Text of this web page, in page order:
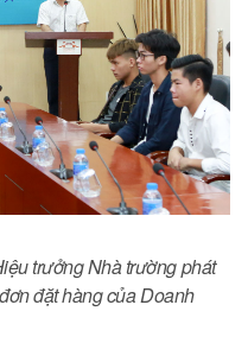
trưởng Nhà trường phát
đặt hàng của Doanh